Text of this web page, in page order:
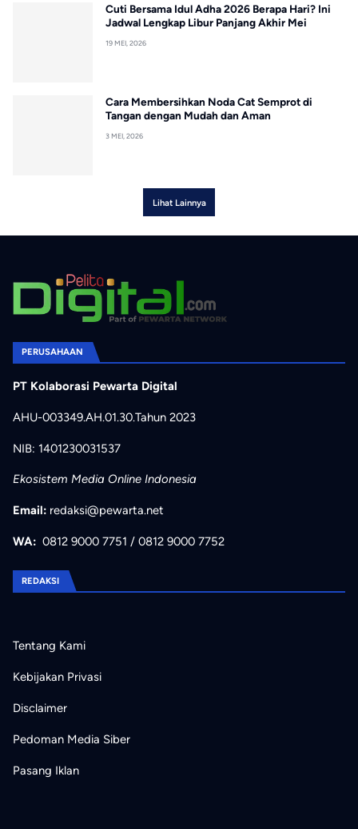
Cuti Bersama Idul Adha 2026 Berapa Hari? Ini
Jadwal Lengkap Libur Panjang Akhir Mei
19 MEI, 2026
Cara Membersihkan Noda Cat Semprot di
Tangan dengan Mudah dan Aman
3 MEI, 2026
Lihat Lainnya
PERUSAHAAN
PT Kolaborasi Pewarta Digital
AHU-003349.AH.01.30.Tahun 2023
NIB: 1401230031537
Ekosistem Media Online Indonesia
Email: redaksi@pewarta.net
WA: 0812 9000 7751 / 0812 9000 7752
REDAKSI
Tentang Kami
Kebijakan Privasi
Disclaimer
Pedoman Media Siber
Pasang Iklan